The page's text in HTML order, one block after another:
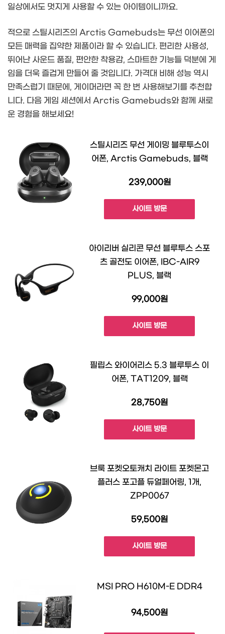
일상에서도 멋지게 사용할 수 있는 아이템이니까요.
적으로 스틸시리즈의 Arctis Gamebuds는 무선 이어폰의
모든 매력을 집약한 제품이라 할 수 있습니다. 편리한 사용성,
뛰어난 사운드 품질, 편안한 착용감, 스마트한 기능들 덕분에 게
임을 더욱 즐겁게 만들어 줄 것입니다. 가격대 비해 성능 역시
만족스럽기 때문에, 게이머라면 꼭 한 번 사용해보기를 추천합
니다. 다음 게임 세션에서 Arctis Gamebuds와 함께 새로
운 경험을 해보세요!
스틸시리즈 무선 게이밍 블루투스이
어폰, Arctis Gamebuds, 블랙
239,000원
사이트 방문
아이리버 실리콘 무선 블루투스 스포
츠 골전도 이어폰, IBC-AIR9
PLUS, 블랙
99,000원
사이트 방문
필립스 와이어리스 5.3 블루투스 이
어폰, TAT1209, 블랙
28,750원
사이트 방문
브룩 포켓오토캐치 라이트 포켓몬고
플러스 포고플 듀얼페어링, 1개,
ZPP0067
59,500원
사이트 방문
MSI PRO H610M-E DDR4
94,500원